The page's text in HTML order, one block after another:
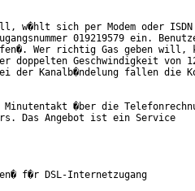
w�hlt sich per Modem oder
019219579 ein.
Wer richtig Gas geben will,
doppelten Geschwindigkeit von
der Kanalb�ndelung fallen die
�ber die
Das Angebot ist ein Service
f�r DSL-Internetzugang